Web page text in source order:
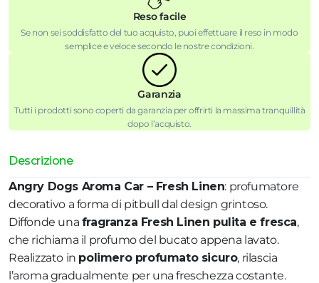
Reso facile
Se non sei soddisfatto del tuo acquisto, puoi effettuare il reso in modo
semplice e veloce secondo le nostre condizioni.
Garanzia
Tutti i prodotti sono coperti da garanzia per offrirti la massima tranquillità
dopo l’acquisto.
Descrizione
Angry Dogs Aroma Car – Fresh Linen: profumatore
decorativo a forma di pitbull dal design grintoso.
Diffonde una fragranza Fresh Linen pulita e fresca,
che richiama il profumo del bucato appena lavato.
Realizzato in polimero profumato sicuro, rilascia
l’aroma gradualmente per una freschezza costante.